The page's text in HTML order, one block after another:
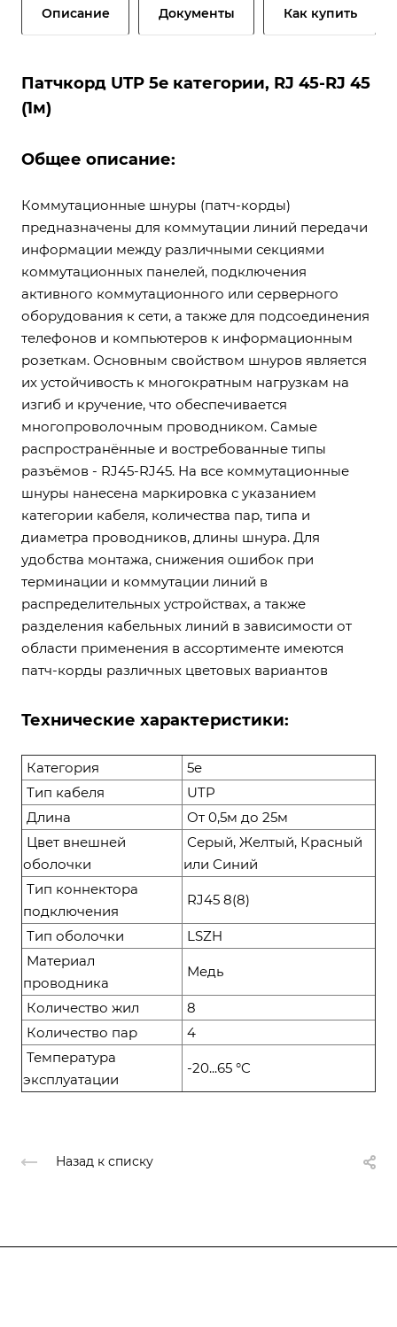
Описание Документы Как купить
Патчкорд UTP 5e категории, RJ 45-RJ 45
(1м)
Общее описание:
Коммутационные шнуры (патч-корды)
предназначены для коммутации линий передачи
информации между различными секциями
коммутационных панелей, подключения
активного коммутационного или серверного
оборудования к сети, а также для подсоединения
телефонов и компьютеров к информационным
розеткам. Основным свойством шнуров является
их устойчивость к многократным нагрузкам на
изгиб и кручение, что обеспечивается
многопроволочным проводником. Самые
распространённые и востребованные типы
разъёмов - RJ45-RJ45. На все коммутационные
шнуры нанесена маркировка с указанием
категории кабеля, количества пар, типа и
диаметра проводников, длины шнура. Для
удобства монтажа, снижения ошибок при
терминации и коммутации линий в
распределительных устройствах, а также
разделения кабельных линий в зависимости от
области применения в ассортименте имеются
патч-корды различных цветовых вариантов
Технические характеристики:
Категория
5e
Тип кабеля
UTP
Длина
От 0,5м до 25м
Цвет внешней
оболочки
Серый, Желтый, Красный
или Синий
Тип коннектора
подключения
RJ45 8(8)
Тип оболочки
LSZH
Материал
проводника
Медь
Количество жил
8
Количество пар
4
Температура
эксплуатации
-20...65 °C
Назад к списку